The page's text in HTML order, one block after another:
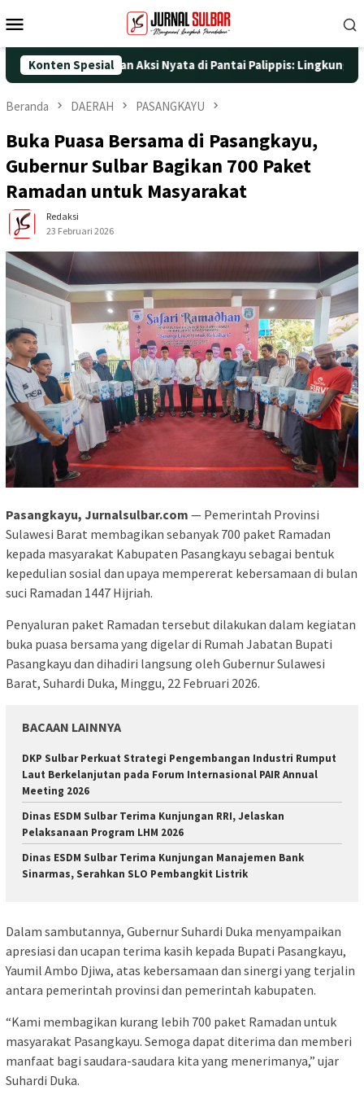
ke
Mobile
Konten Spesial
25 dengan Aksi Nyata di Pantai Palippis: Lingkungan dan
Beranda DAERAH PASANGKAYU
Buka Puasa Bersama di Pasangkayu,
Gubernur Sulbar Bagikan 700 Paket
Ramadan untuk Masyarakat
Redaksi
23 Februari 2026
Pasangkayu, Jurnalsulbar.com — Pemerintah Provinsi
Sulawesi Barat membagikan sebanyak 700 paket Ramadan
kepada masyarakat Kabupaten Pasangkayu sebagai bentuk
kepedulian sosial dan upaya mempererat kebersamaan di bulan
suci Ramadan 1447 Hijriah.
Penyaluran paket Ramadan tersebut dilakukan dalam kegiatan
buka puasa bersama yang digelar di Rumah Jabatan Bupati
Pasangkayu dan dihadiri langsung oleh Gubernur Sulawesi
Barat, Suhardi Duka, Minggu, 22 Februari 2026.
BACAAN LAINNYA
DKP Sulbar Perkuat Strategi Pengembangan Industri Rumput
Laut Berkelanjutan pada Forum Internasional PAIR Annual
Meeting 2026
Dinas ESDM Sulbar Terima Kunjungan RRI, Jelaskan
Pelaksanaan Program LHM 2026
Dinas ESDM Sulbar Terima Kunjungan Manajemen Bank
Sinarmas, Serahkan SLO Pembangkit Listrik
Dalam sambutannya, Gubernur Suhardi Duka menyampaikan
apresiasi dan ucapan terima kasih kepada Bupati Pasangkayu,
Yaumil Ambo Djiwa, atas kebersamaan dan sinergi yang terjalin
antara pemerintah provinsi dan pemerintah kabupaten.
“Kami membagikan kurang lebih 700 paket Ramadan untuk
masyarakat Pasangkayu. Semoga dapat diterima dan memberi
manfaat bagi saudara-saudara kita yang menerimanya,” ujar
Suhardi Duka.